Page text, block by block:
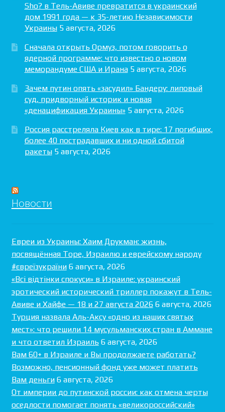
Sho? в Тель-Авиве превратится в украинский
дом 1991 года — к 35-летию Независимости
Украины 5 августа, 2026
Сначала открыть Ормуз, потом говорить о
ядерной программе: что известно о новом
меморандуме США и Ирана 5 августа, 2026
Зачем путин опять «засудил» Бандеру: липовый
суд, придворный историк и новая
«денацификация Украины» 5 августа, 2026
Россия расстреляла Киев как в тире: 17 погибших,
более 40 пострадавших и ни одной сбитой
ракеты 5 августа, 2026
Новости
Евреи из Украины: Хаим Друкман: жизнь,
посвящённая Торе, Израилю и еврейскому народу
#євреїзукраїни 6 августа, 2026
«Всі відтінки спокуси» в Израиле: украинский
эротический исторический триллер покажут в Тель-
Авиве и Хайфе — 18 и 27 августа 2026 6 августа, 2026
Турция назвала Аль-Аксу «одно из наших святых
мест»: что решили 14 мусульманских стран в Аммане
и что ответил Израиль 6 августа, 2026
Вам 60+ в Израиле и Вы продолжаете работать?
Возможно, пенсионный фонд уже может платить
Вам деньги 6 августа, 2026
От империи до путинской россии: как отмена черты
оседлости помогает понять «великороссийский»